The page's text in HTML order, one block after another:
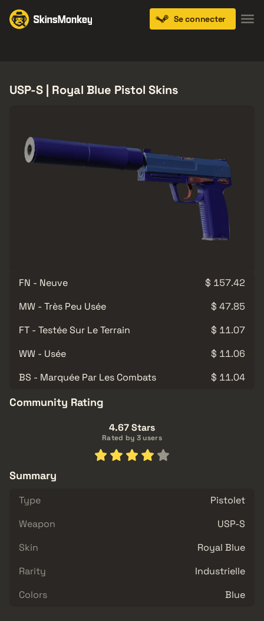
Se connecter
USP-S | Royal Blue Pistol Skins
FN - Neuve
$ 157.42
MW - Très Peu Usée
$ 47.85
FT - Testée Sur Le Terrain
$ 11.07
WW - Usée
$ 11.06
BS - Marquée Par Les Combats
$ 11.04
Community Rating
4.67 Stars
Rated by 3 users
Summary
Type
Pistolet
Weapon
USP-S
Skin
Royal Blue
Rarity
Industrielle
Colors
Blue